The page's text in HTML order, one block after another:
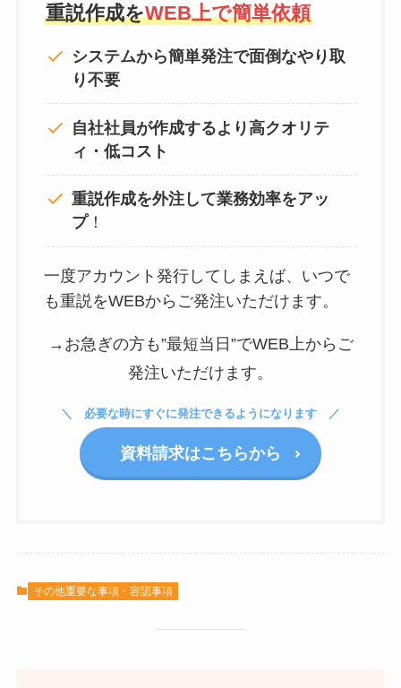
重説作成をWEB上で簡単依頼
システムから簡単発注で面倒なやり取
り不要
自社社員が作成するより高クオリテ
ィ・低コスト
重説作成を外注して業務効率をアッ
プ！
一度アカウント発行してしまえば、いつで
も重説をWEBからご発注いただけます。
→お急ぎの方も”最短当日”でWEB上からご
発注いただけます。
必要な時にすぐに発注できるようになります
資料請求はこちらから
その他重要な事項・容認事項